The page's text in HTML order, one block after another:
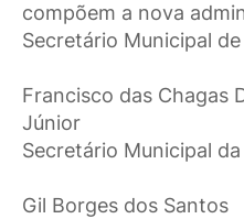
compõem a nova
Secretário Municipal
Francisco das Chagas
Júnior
Secretário Municipal
Gil Borges dos Santos